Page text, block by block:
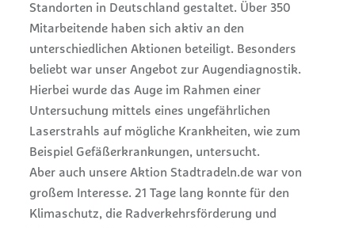
Standorten in Deutschland gestaltet. Über 350
Mitarbeitende haben sich aktiv an den
unterschiedlichen Aktionen beteiligt. Besonders
beliebt war unser Angebot zur Augendiagnostik.
Hierbei wurde das Auge im Rahmen einer
Untersuchung mittels eines ungefährlichen
Laserstrahls auf mögliche Krankheiten, wie zum
Beispiel Gefäßerkrankungen, untersucht.
Aber auch unsere Aktion Stadtradeln.de war von
großem Interesse. 21 Tage lang konnte für den
Klimaschutz, die Radverkehrsförderung und